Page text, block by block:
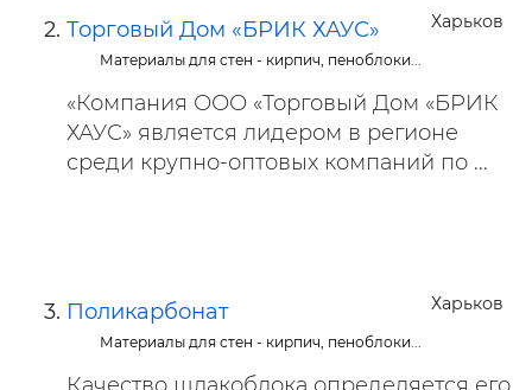
Харьков
Торговый Дом «БРИК ХАУС»
Материалы для стен - кирпич, пеноблоки...
«Компания ООО «Торговый Дом «БРИК
ХАУС» является лидером в регионе
среди крупно-оптовых компаний по ...
Харьков
Поликарбонат
Материалы для стен - кирпич, пеноблоки...